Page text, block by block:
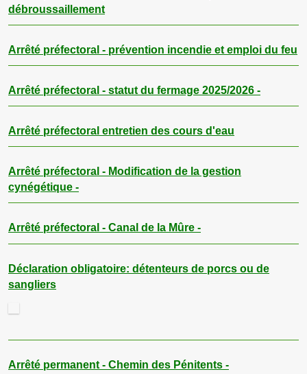
débroussaillement
Arrêté préfectoral - prévention incendie et emploi du feu
Arrêté préfectoral - statut du fermage 2025/2026 -
Arrêté préfectoral entretien des cours d'eau
Arrêté préfectoral - Modification de la gestion
cynégétique -
Arrêté préfectoral - Canal de la Mûre -
Déclaration obligatoire: détenteurs de porcs ou de
sangliers
Arrêté permanent - Chemin des Pénitents -